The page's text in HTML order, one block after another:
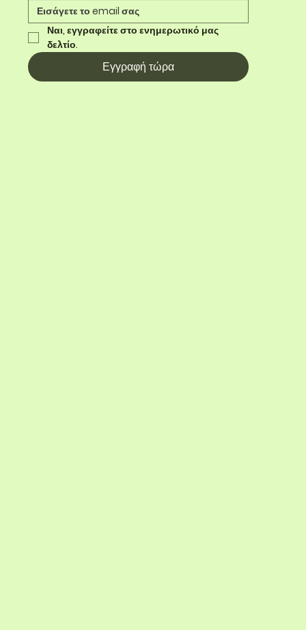
Ναι, εγγραφείτε στο ενημερωτικό μας
δελτίο.
Εγγραφή τώρα